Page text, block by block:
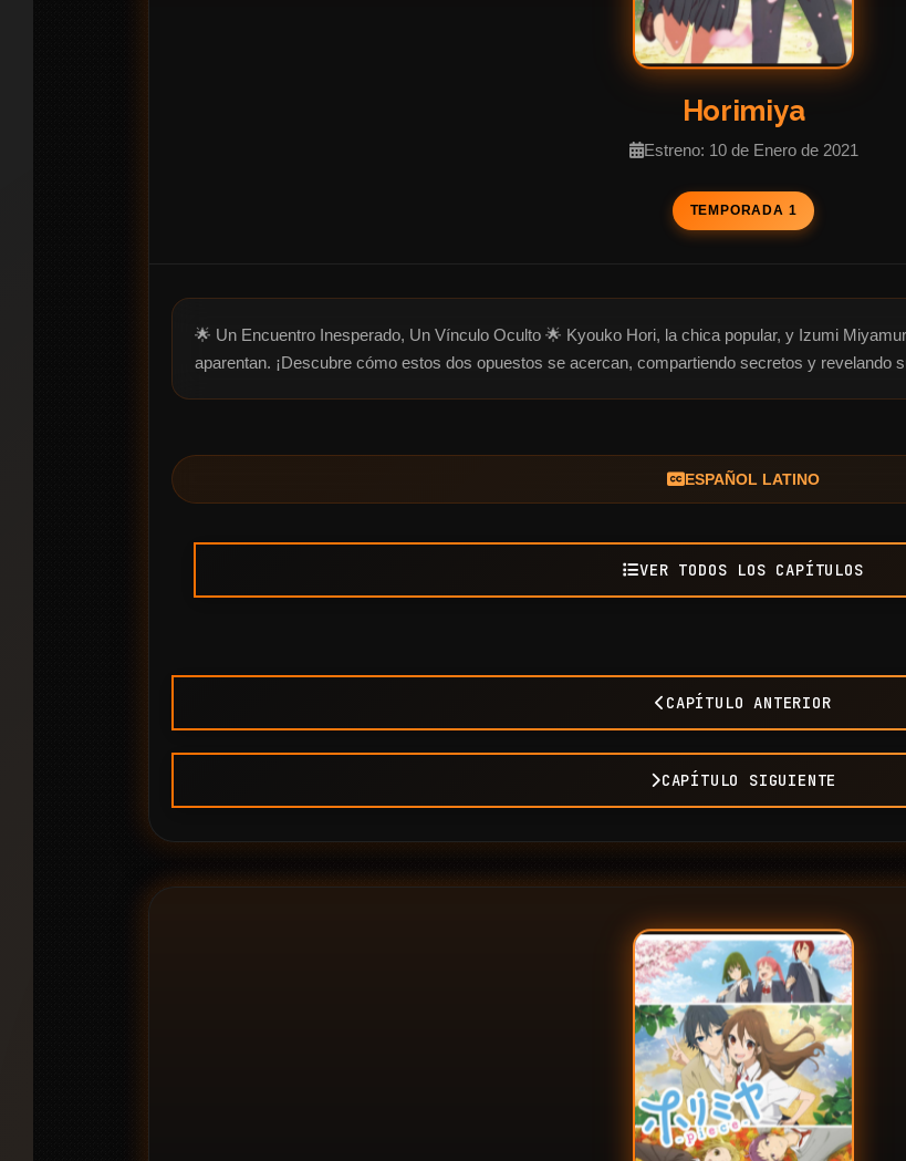
Horimiya
Estreno: 10 de Enero de 2021
TEMPORADA 1
🌟 Un Encuentro Inesperado, Un Vínculo Oculto 🌟 Kyouko Hori, la chica popular, y Izumi
aparentan. ¡Descubre cómo estos dos opuestos se acercan, compartiendo secretos y revelando
ESPAÑOL LATINO
VER TODOS LOS CAPÍTULOS
CAPÍTULO ANTERIOR
CAPÍTULO SIGUIENTE